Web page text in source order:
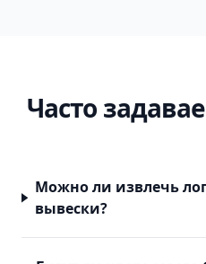
Часто
Можно ли извлечь
вывески?